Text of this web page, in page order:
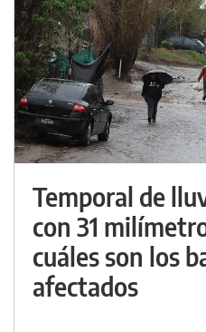
Temporal de
con 31
cuáles son los
afectados